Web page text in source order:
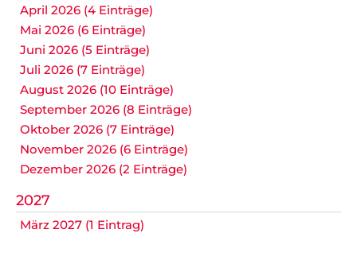
April 2026 (4 Einträge)
Mai 2026 (6 Einträge)
Juni 2026 (5 Einträge)
Juli 2026 (7 Einträge)
August 2026 (10 Einträge)
September 2026 (8 Einträge)
Oktober 2026 (7 Einträge)
November 2026 (6 Einträge)
Dezember 2026 (2 Einträge)
2027
März 2027 (1 Eintrag)